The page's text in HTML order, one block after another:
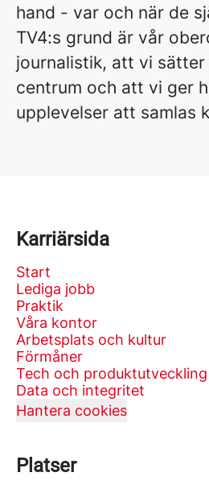
hand - var och när de
TV4:s grund är vår
journalistik, att vi sätter
centrum och att vi ger
upplevelser att samlas
Karriärsida
Start
Lediga jobb
Praktik
Våra kontor
Arbetsplats och kultur
Förmåner
Tech och produktutveckling
Data och integritet
Hantera cookies
Platser